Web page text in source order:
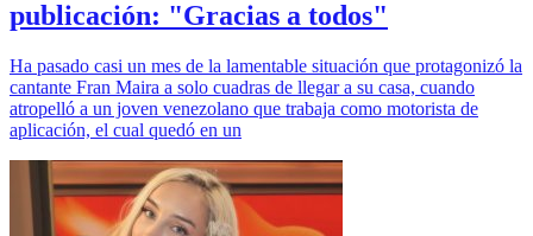
publicación: "Gracias a todos"
Ha pasado casi un mes de la lamentable situación que protagonizó la
cantante Fran Maira a solo cuadras de llegar a su casa, cuando
atropelló a un joven venezolano que trabaja como motorista de
aplicación, el cual quedó en un